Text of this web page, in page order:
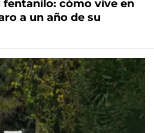
fentanilo: cómo vive en
a un año de su